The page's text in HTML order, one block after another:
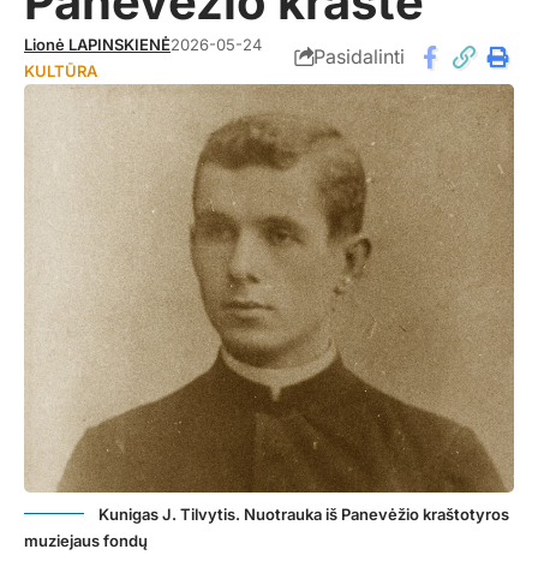
Lionė LAPINSKIENĖ2026-05-24
KULTŪRA
Pasidalinti
Kunigas J. Tilvytis. Nuotrauka iš Panevėžio kraštotyros
muziejaus fondų